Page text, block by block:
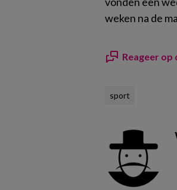
weken na de
Reageer
sport